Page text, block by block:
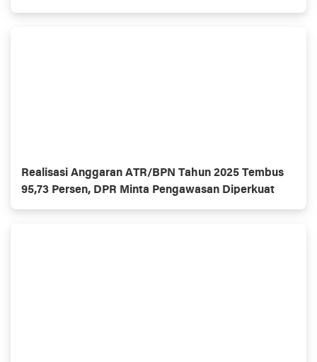
Realisasi Anggaran ATR/BPN Tahun 2025 Tembus
95,73 Persen, DPR Minta Pengawasan Diperkuat